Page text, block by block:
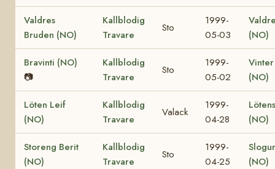
Valdres
Bruden (NO)
Kallblodig
Travare
Sto
1999-
05-03
(NO)
Bravinti (NO)
📷
Kallblodig
Travare
Sto
1999-
05-02
(NO)
Löten Leif
(NO)
Kallblodig
Travare
Valack
1999-
04-28
(NO)
Storeng Berit
(NO)
Kallblodig
Travare
Sto
1999-
04-25
(NO)